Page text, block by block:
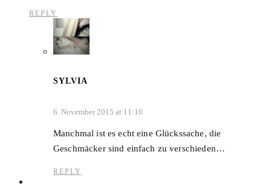
REPLY
SYLVIA
6. November 2015 at 11:10
Manchmal ist es echt eine Glückssache, die
Geschmäcker sind einfach zu verschieden…
REPLY